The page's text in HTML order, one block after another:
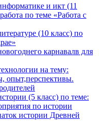
и икт (11
по теме «Работа с
(10 класс) по
карнавалв для
на тему:
опыт,перспективы.
(5 класс) по теме:
по истории
истории Древней